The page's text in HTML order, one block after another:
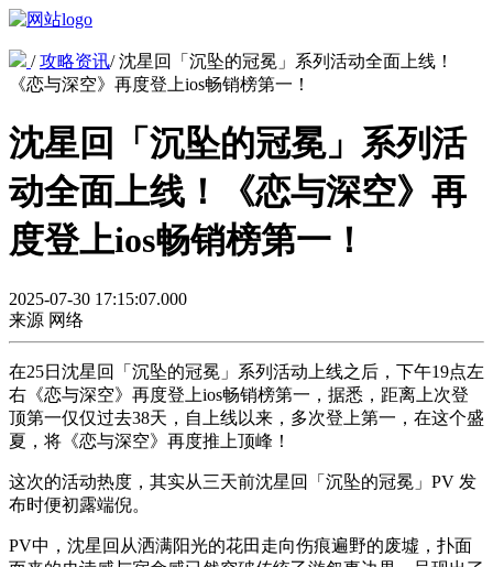
/攻略资讯/沈星回「沉坠的冠冕」系列活动全面上线！
《恋与深空》再度登上ios畅销榜第一！
沈星回「沉坠的冠冕」系列活
动全面上线！《恋与深空》再
度登上ios畅销榜第一！
2025-07-30 17:15:07.000
来源 网络
在25日沈星回「沉坠的冠冕」系列活动上线之后，下午19点左
右《恋与深空》再度登上ios畅销榜第一，据悉，距离上次登
顶第一仅仅过去38天，自上线以来，多次登上第一，在这个盛
夏，将《恋与深空》再度推上顶峰！
这次的活动热度，其实从三天前沈星回「沉坠的冠冕」PV 发
布时便初露端倪。
PV中，沈星回从洒满阳光的花田走向伤痕遍野的废墟，扑面